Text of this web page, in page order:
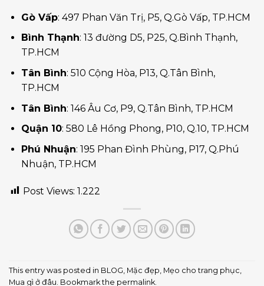
Gò Vấp: 497 Phan Văn Trị, P5, Q.Gò Vấp, TP.HCM
Bình Thạnh: 13 đường D5, P25, Q.Bình Thạnh,
TP.HCM
Tân Bình: 510 Cộng Hòa, P13, Q.Tân Bình,
TP.HCM
Tân Bình: 146 Âu Cơ, P9, Q.Tân Bình, TP.HCM
Quận 10: 580 Lê Hồng Phong, P10, Q.10, TP.HCM
Phú Nhuận: 195 Phan Đình Phùng, P17, Q.Phú
Nhuận, TP.HCM
Post Views: 1.222
This entry was posted in BLOG, Mặc đẹp, Mẹo cho trang phục,
Mua gì ở đâu. Bookmark the permalink.